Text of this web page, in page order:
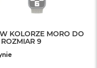
KOLORZE MORO DO
9